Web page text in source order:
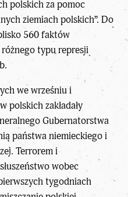
polskich za pomoc
ziemiach polskich”. Do
560 faktów
typu represji
we wrześniu i
polskich zakładały
Gubernatorstwa
państwa niemieckiego i
Terrorem i
wobec
tygodniach